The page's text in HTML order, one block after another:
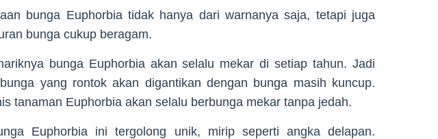
bunga Euphorbia tidak hanya dari warnanya saja, tetapi juga
bunga cukup beragam.
bunga Euphorbia akan selalu mekar di setiap tahun. Jadi
yang rontok akan digantikan dengan bunga masih kuncup.
tanaman Euphorbia akan selalu berbunga mekar tanpa jedah.
Euphorbia ini tergolong unik, mirip seperti angka delapan.